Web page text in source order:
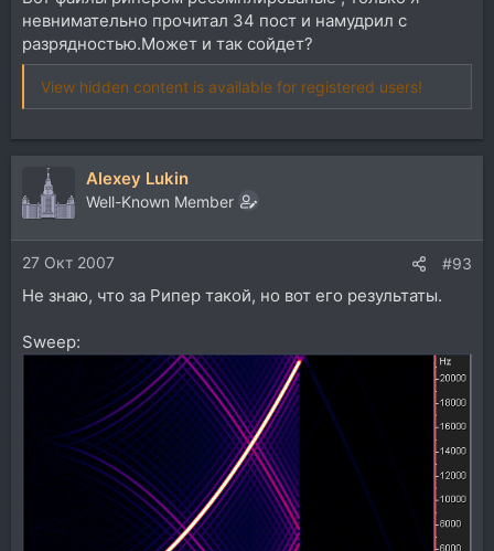
невнимательно прочитал 34 пост и намудрил с
разрядностью.Может и так сойдет?
View hidden content is available for registered users!
Alexey Lukin
Well-Known Member
27 Окт 2007 #93
Не знаю, что за Рипер такой, но вот его результаты.
Sweep: